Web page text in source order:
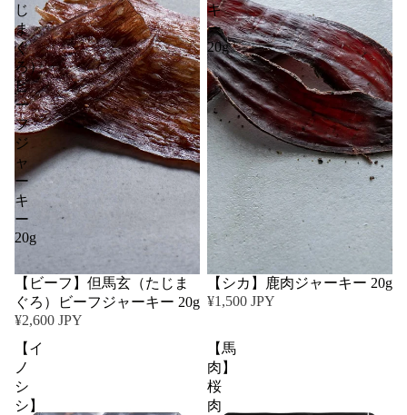
じ
ま
ぐ
ろ）
ビ
ー
フ
ジ
ャ
ー
キ
ー
20g
【ビーフ】但馬玄（たじま
ぐろ）ビーフジャーキー 20g
¥2,600 JPY
キ
ー
20g
【シカ】鹿肉ジャーキー 20g
¥1,500 JPY
【イ
ノ
シ
シ】
【馬
肉】
桜
肉